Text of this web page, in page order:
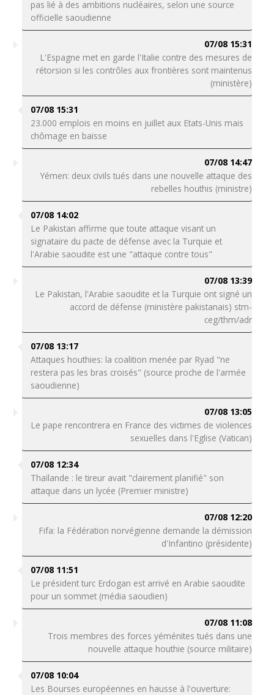
pas lié à des ambitions nucléaires, selon une source
officielle saoudienne
07/08 15:31
L'Espagne met en garde l'Italie contre des mesures de
rétorsion si les contrôles aux frontières sont maintenus
(ministère)
07/08 15:31
23.000 emplois en moins en juillet aux Etats-Unis mais
chômage en baisse
07/08 14:47
Yémen: deux civils tués dans une nouvelle attaque des
rebelles houthis (ministre)
07/08 14:02
Le Pakistan affirme que toute attaque visant un
signataire du pacte de défense avec la Turquie et
l'Arabie saoudite est une "attaque contre tous"
07/08 13:39
Le Pakistan, l'Arabie saoudite et la Turquie ont signé un
accord de défense (ministère pakistanais) stm-
ceg/thm/adr
07/08 13:17
Attaques houthies: la coalition menée par Ryad "ne
restera pas les bras croisés" (source proche de l'armée
saoudienne)
07/08 13:05
Le pape rencontrera en France des victimes de violences
sexuelles dans l'Eglise (Vatican)
07/08 12:34
Thaïlande : le tireur avait "clairement planifié" son
attaque dans un lycée (Premier ministre)
07/08 12:20
Fifa: la Fédération norvégienne demande la démission
d'Infantino (présidente)
07/08 11:51
Le président turc Erdogan est arrivé en Arabie saoudite
pour un sommet (média saoudien)
07/08 11:08
Trois membres des forces yéménites tués dans une
nouvelle attaque houthie (source militaire)
07/08 10:04
Les Bourses européennes en hausse à l'ouverture: